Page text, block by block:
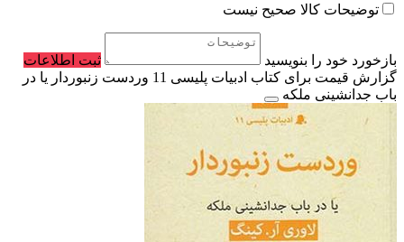
توضیحات کالا صحیح نیست
بازخورد خود را بنویسید
ثبت اطلاعات
گزارش قیمت برای کتاب ادبیات پلیسی 11 وردست زنبوردار یا در
باب جدانشینی ملکه